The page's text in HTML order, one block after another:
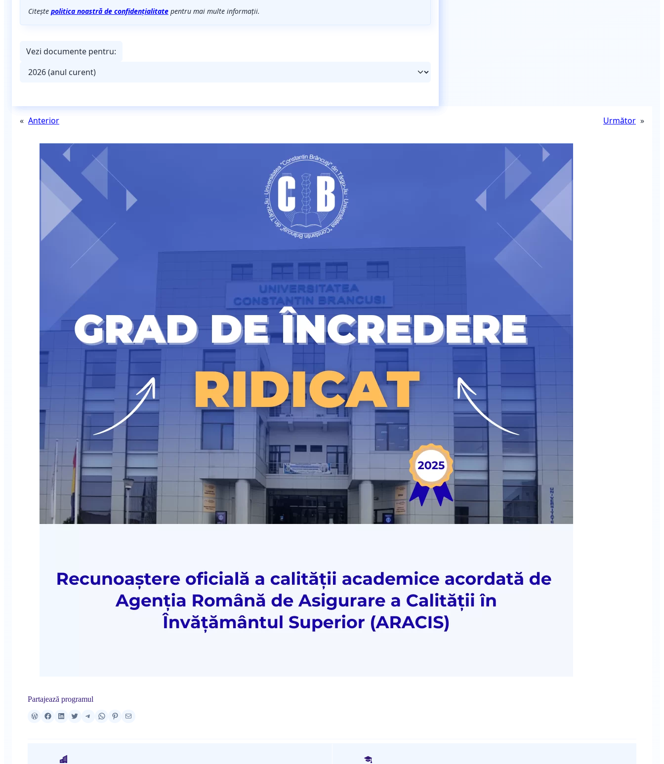
Citește politica noastră de confidențialitate pentru mai multe informații.
Vezi documente pentru:
« Anterior Următor »
Partajează programul